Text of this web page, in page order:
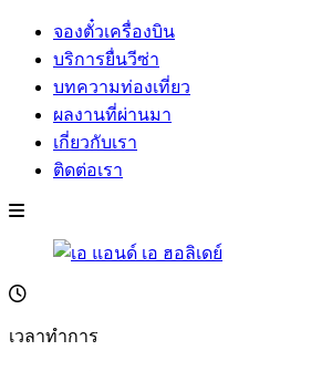
จองตั๋วเครื่องบิน
บริการยื่นวีซ่า
บทความท่องเที่ยว
ผลงานที่ผ่านมา
เกี่ยวกับเรา
ติดต่อเรา
เวลาทำการ